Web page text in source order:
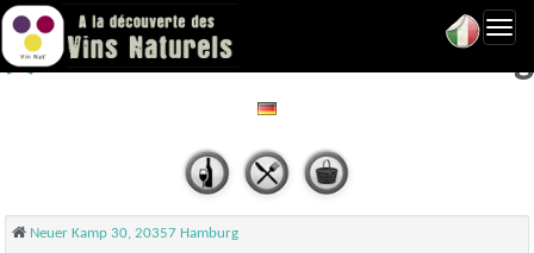
Naturweinladen - Hamburg
Neuer Kamp 30, 20357 Hamburg